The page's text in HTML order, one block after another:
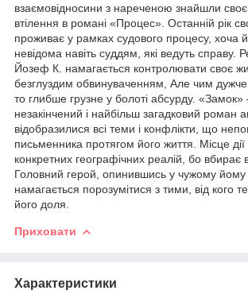
взаємовідносини з нареченою знайшли своє
втілення в романі «Процес». Останній рік
проживає у рамках судового процесу, хоча
невідома навіть суддям, які ведуть справу.
Йозеф К. намагається контролювати своє
безглуздим обвинуваченням, Але чим дужче
то глибше грузне у болоті абсурду. «Замок»
незакінчений і найбільш загадковий роман
відобразилися всі теми і конфлікти, що
письменника протягом його життя. Місце
конкретних географічних реалій, бо вбирає
Головний герой, опинившись у чужому йому
намагається порозумітися з тими, від кого
його доля.
Приховати
Характеристики